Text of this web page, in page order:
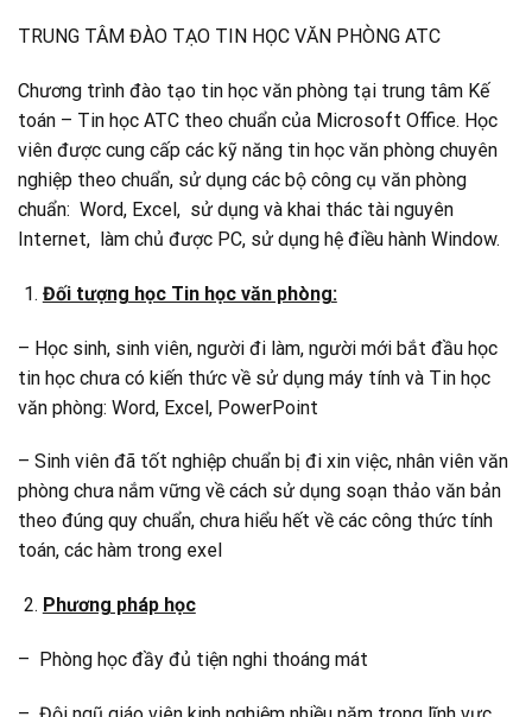
TRUNG TÂM ĐÀO TẠO TIN HỌC VĂN PHÒNG ATC
Chương trình đào tạo tin học văn phòng tại trung tâm Kế
toán – Tin học ATC theo chuẩn của Microsoft Office. Học
viên được cung cấp các kỹ năng tin học văn phòng chuyên
nghiệp theo chuẩn, sử dụng các bộ công cụ văn phòng
chuẩn: Word, Excel, sử dụng và khai thác tài nguyên
Internet, làm chủ được PC, sử dụng hệ điều hành Window.
Đối tượng học Tin học văn phòng:
– Học sinh, sinh viên, người đi làm, người mới bắt đầu học
tin học chưa có kiến thức về sử dụng máy tính và Tin học
văn phòng: Word, Excel, PowerPoint
– Sinh viên đã tốt nghiệp chuẩn bị đi xin việc, nhân viên văn
phòng chưa nắm vững về cách sử dụng soạn thảo văn bản
theo đúng quy chuẩn, chưa hiểu hết về các công thức tính
toán, các hàm trong exel
Phương pháp học
– Phòng học đầy đủ tiện nghi thoáng mát